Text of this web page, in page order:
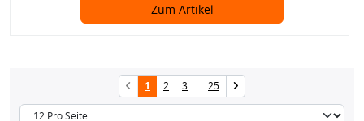
Zum Artikel
1 2 3 ... 25